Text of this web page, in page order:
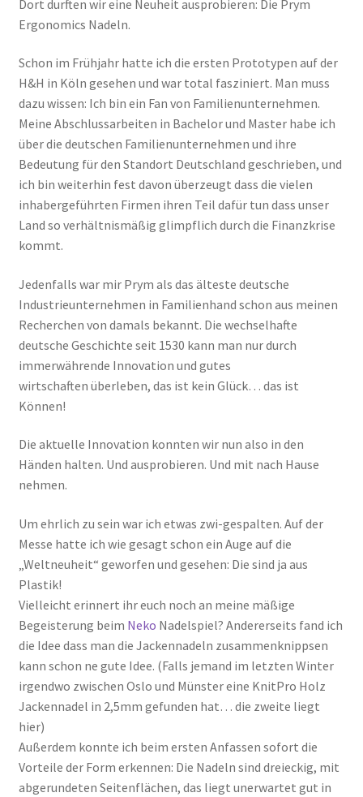
Dort durften wir eine Neuheit ausprobieren: Die Prym
Ergonomics Nadeln.
Schon im Frühjahr hatte ich die ersten Prototypen auf der
H&H in Köln gesehen und war total fasziniert. Man muss
dazu wissen: Ich bin ein Fan von Familienunternehmen.
Meine Abschlussarbeiten in Bachelor und Master habe ich
über die deutschen Familienunternehmen und ihre
Bedeutung für den Standort Deutschland geschrieben, und
ich bin weiterhin fest davon überzeugt dass die vielen
inhabergeführten Firmen ihren Teil dafür tun dass unser
Land so verhältnismäßig glimpflich durch die Finanzkrise
kommt.
Jedenfalls war mir Prym als das älteste deutsche
Industrieunternehmen in Familienhand schon aus meinen
Recherchen von damals bekannt. Die wechselhafte
deutsche Geschichte seit 1530 kann man nur durch
immerwährende Innovation und gutes
wirtschaften überleben, das ist kein Glück… das ist
Können!
Die aktuelle Innovation konnten wir nun also in den
Händen halten. Und ausprobieren. Und mit nach Hause
nehmen.
Um ehrlich zu sein war ich etwas zwi-gespalten. Auf der
Messe hatte ich wie gesagt schon ein Auge auf die
„Weltneuheit“ geworfen und gesehen: Die sind ja aus
Plastik!
Vielleicht erinnert ihr euch noch an meine mäßige
Begeisterung beim Neko Nadelspiel? Andererseits fand ich
die Idee dass man die Jackennadeln zusammenknippsen
kann schon ne gute Idee. (Falls jemand im letzten Winter
irgendwo zwischen Oslo und Münster eine KnitPro Holz
Jackennadel in 2,5mm gefunden hat… die zweite liegt
hier)
Außerdem konnte ich beim ersten Anfassen sofort die
Vorteile der Form erkennen: Die Nadeln sind dreieckig, mit
abgerundeten Seitenflächen, das liegt unerwartet gut in